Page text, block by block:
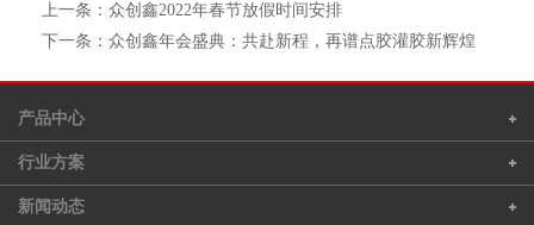
上一条：众创鑫2022年春节放假时间安排
下一条：众创鑫年会盛典：共赴新程，再谱点胶灌胶新辉煌
产品中心
行业方案
新闻动态